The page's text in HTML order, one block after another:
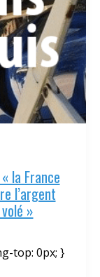
la France
l’argent
»
top: 0px; }